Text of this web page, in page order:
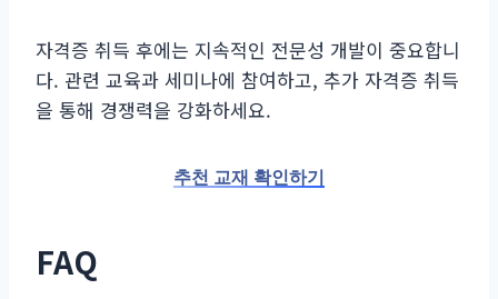
자격증 취득 후에는 지속적인 전문성 개발이 중요합니
다. 관련 교육과 세미나에 참여하고, 추가 자격증 취득
을 통해 경쟁력을 강화하세요.
추천 교재 확인하기
FAQ